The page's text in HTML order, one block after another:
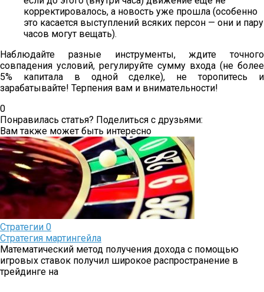
корректировалось, а новость уже прошла (особенно
это касается выступлений всяких персон — они и пару
часов могут вещать).
Наблюдайте разные инструменты, ждите точного
совпадения условий, регулируйте сумму входа (не более
5% капитала в одной сделке), не торопитесь и
зарабатывайте! Терпения вам и внимательности!
0
Понравилась статья? Поделиться с друзьями:
Вам также может быть интересно
Стратегии 0
Стратегия мартингейла
Математический метод получения дохода с помощью
игровых ставок получил широкое распространение в
трейдинге на